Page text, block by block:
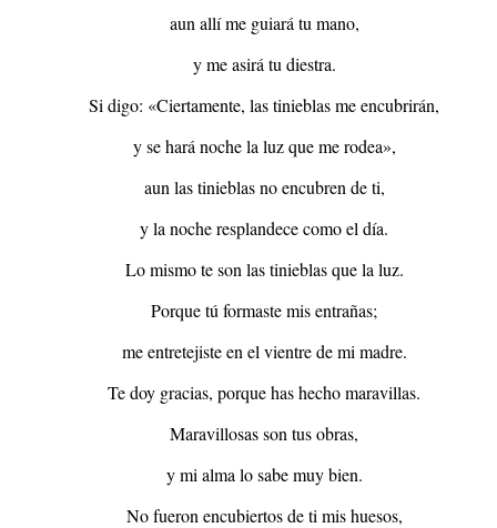
aun allí me guiará tu mano,
y me asirá tu diestra.
Si digo: «Ciertamente, las tinieblas me encubrirán,
y se hará noche la luz que me rodea»,
aun las tinieblas no encubren de ti,
y la noche resplandece como el día.
Lo mismo te son las tinieblas que la luz.
Porque tú formaste mis entrañas;
me entretejiste en el vientre de mi madre.
Te doy gracias, porque has hecho maravillas.
Maravillosas son tus obras,
y mi alma lo sabe muy bien.
No fueron encubiertos de ti mis huesos,